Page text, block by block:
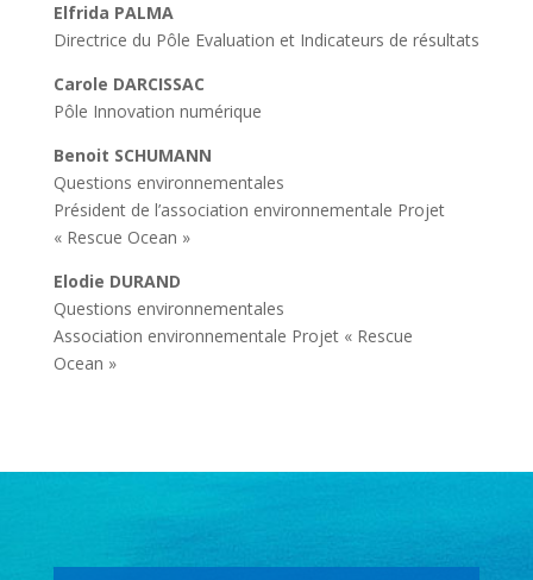
Elfrida PALMA
Directrice du Pôle Evaluation et Indicateurs de résultats
Carole DARCISSAC
Pôle Innovation numérique
Benoit SCHUMANN
Questions environnementales
Président de l’association environnementale Projet
« Rescue Ocean »
Elodie DURAND
Questions environnementales
Association environnementale Projet « Rescue
Ocean »